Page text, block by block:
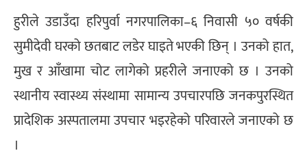
हुरीले उडाउँदा हरिपुर्वा नगरपालिका–६ निवासी ५० वर्षकी
सुमीदेवी घरको छतबाट लडेर घाइते भएकी छिन् । उनको हात,
मुख र आँखामा चोट लागेको प्रहरीले जनाएको छ । उनको
स्थानीय स्वास्थ्य संस्थामा सामान्य उपचारपछि जनकपुरस्थित
प्रादेशिक अस्पतालमा उपचार भइरहेको परिवारले जनाएको छ
।